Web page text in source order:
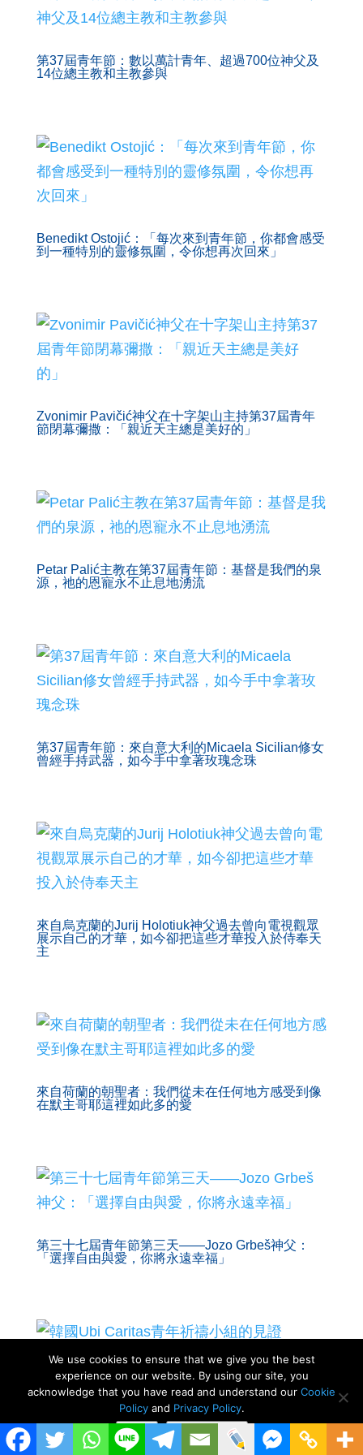
第37屆青年節：數以萬計青年、超過700位神父及
14位總主教和主教參與
Benedikt Ostojić：「每次來到青年節，你都會感受
到一種特別的靈修氛圍，令你想再次回來」
Zvonimir Pavičić神父在十字架山主持第37屆青年
節閉幕彌撒：「親近天主總是美好的」
Petar Palić主教在第37屆青年節：基督是我們的泉
源，祂的恩寵永不止息地湧流
第37屆青年節：來自意大利的Micaela Sicilian修女
曾經手持武器，如今手中拿著玫瑰念珠
來自烏克蘭的Jurij Holotiuk神父過去曾向電視觀眾
展示自己的才華，如今卻把這些才華投入於侍奉天
主
來自荷蘭的朝聖者：我們從未在任何地方感受到像
在默主哥耶這裡如此多的愛
第三十七屆青年節第三天——Jozo Grbeš神父：
「選擇自由與愛，你將永遠幸福」
韓國Ubi Caritas青年祈禱小組的見證
We use cookies to ensure that we give you the best
experience on our website. By using our site, you
acknowledge that you have read and understand our Cookie
Policyand Privacy Policy.
Close
Privacy policy